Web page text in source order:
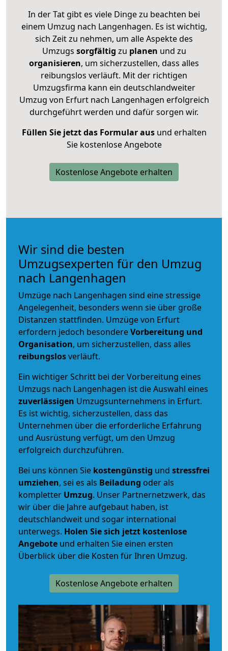
In der Tat gibt es viele Dinge zu beachten bei
einem Umzug nach Langenhagen. Es ist wichtig,
sich Zeit zu nehmen, um alle Aspekte des
Umzugs sorgfältig zu planen und zu
organisieren, um sicherzustellen, dass alles
reibungslos verläuft. Mit der richtigen
Umzugsfirma kann ein deutschlandweiter
Umzug von Erfurt nach Langenhagen erfolgreich
durchgeführt werden und dafür sorgen wir.
Füllen Sie jetzt das Formular ausund erhalten
Sie kostenlose Angebote
Kostenlose Angebote erhalten
Wir sind die besten
Umzugsexperten für den Umzug
nach Langenhagen
Umzüge nach Langenhagen sind eine stressige
Angelegenheit, besonders wenn sie über große
Distanzen stattfinden. Umzüge von Erfurt
erfordern jedoch besondereVorbereitung und
Organisation, um sicherzustellen, dass alles
reibungslosverläuft.
Ein wichtiger Schritt bei der Vorbereitung eines
Umzugs nach Langenhagen ist die Auswahl eines
zuverlässigen Umzugsunternehmens in Erfurt.
Es ist wichtig, sicherzustellen, dass das
Unternehmen über die erforderliche Erfahrung
und Ausrüstung verfügt, um den Umzug
erfolgreich durchzuführen.
Bei uns können Sie kostengünstig und stressfrei
umziehen, sei es als Beiladung oder als
kompletter Umzug. Unser Partnernetzwerk, das
wir über die Jahre aufgebaut haben, ist
deutschlandweit und sogar international
unterwegs. Holen Sie sich jetzt kostenlose
Angebote und erhalten Sie einen ersten
Überblick über die Kosten für Ihren Umzug.
Kostenlose Angebote erhalten